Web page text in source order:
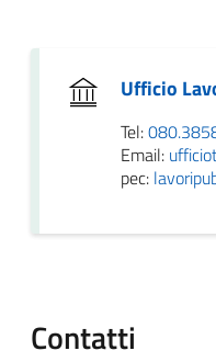
Ufficio
Tel:
Email:
pec:
Contatti